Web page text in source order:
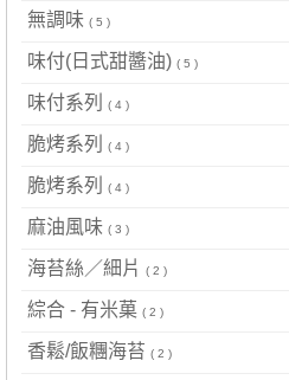
無調味 ( 5 )
味付(日式甜醬油) ( 5 )
味付系列 ( 4 )
脆烤系列 ( 4 )
脆烤系列 ( 4 )
麻油風味 ( 3 )
海苔絲／細片 ( 2 )
綜合 - 有米菓 ( 2 )
香鬆/飯糰海苔 ( 2 )